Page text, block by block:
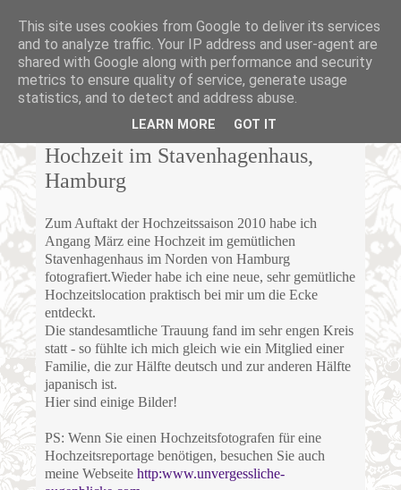
MONTAG, 15. MÄRZ 2010
Hochzeit im Stavenhagenhaus,
Hamburg
Zum Auftakt der Hochzeitssaison 2010 habe ich
Angang März eine Hochzeit im gemütlichen
Stavenhagenhaus im Norden von Hamburg
fotografiert.Wieder habe ich eine neue, sehr gemütliche
Hochzeitslocation praktisch bei mir um die Ecke
entdeckt.
Die standesamtliche Trauung fand im sehr engen Kreis
statt - so fühlte ich mich gleich wie ein Mitglied einer
Familie, die zur Hälfte deutsch und zur anderen Hälfte
japanisch ist.
Hier sind einige Bilder!
PS: Wenn Sie einen Hochzeitsfotografen für eine
Hochzeitsreportage benötigen, besuchen Sie auch
meine Webseite http:www.unvergessliche-
This site uses cookies from Google to deliver its services
and to analyze traffic. Your IP address and user-agent are
shared with Google along with performance and security
metrics to ensure quality of service, generate usage
statistics, and to detect and address abuse.
LEARN MORE GOT IT